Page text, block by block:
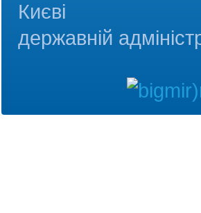
Києві
державній